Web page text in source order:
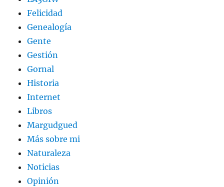
Felicidad
Genealogía
Gente
Gestión
Gornal
Historia
Internet
Libros
Margudgued
Más sobre mi
Naturaleza
Noticias
Opinión